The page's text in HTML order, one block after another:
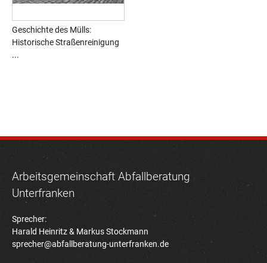
Geschichte des Mülls:
Historische Straßenreinigung
...
Arbeitsgemeinschaft Abfallberatung
Unterfranken
Sprecher:
Harald Heinritz & Markus Stockmann
sprecher@abfallberatung-unterfranken.de